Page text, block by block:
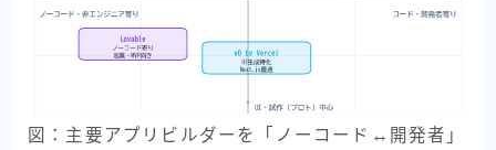
図：主要アプリビルダーを「ノーコード↔開発者」